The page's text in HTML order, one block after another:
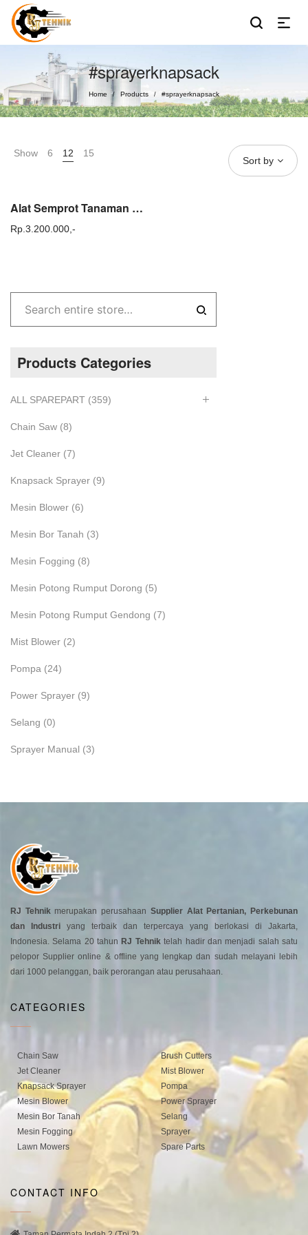
#sprayerknapsack
Home / Products / #sprayerknapsack
Show 6 12 15
Sort by
Alat Semprot Tanaman Tasco TF 820 TX
Rp. 3.200.000,-
Products Categories
ALL SPAREPART (359)
Chain Saw (8)
Jet Cleaner (7)
Knapsack Sprayer (9)
Mesin Blower (6)
Mesin Bor Tanah (3)
Mesin Fogging (8)
Mesin Potong Rumput Dorong (5)
Mesin Potong Rumput Gendong (7)
Mist Blower (2)
Pompa (24)
Power Sprayer (9)
Selang (0)
Sprayer Manual (3)
RJ Tehnikmerupakan perusahaan Supplier Alat Pertanian, Perkebunan
dan Industri yang terbaik dan terpercaya yang berlokasi di Jakarta,
Indonesia. Selama 20 tahun RJ Tehniktelah hadir dan menjadi salah satu
pelopor Supplier online & offline yang lengkap dan sudah melayani lebih
dari 1000 pelanggan, baik perorangan atau perusahaan.
CATEGORIES
Chain Saw
Jet Cleaner
Knapsack Sprayer
Mesin Blower
Mesin Bor Tanah
Mesin Fogging
Lawn Mowers
Brush Cutters
Mist Blower
Pompa
Power Sprayer
Selang
Sprayer
Spare Parts
CONTACT INFO